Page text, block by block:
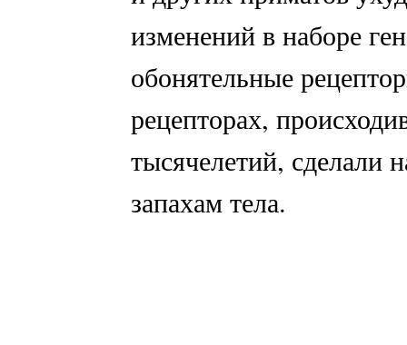
изменений в наборе
обонятельные
рецепторах,
тысячелетий, сделали
запахам тела.